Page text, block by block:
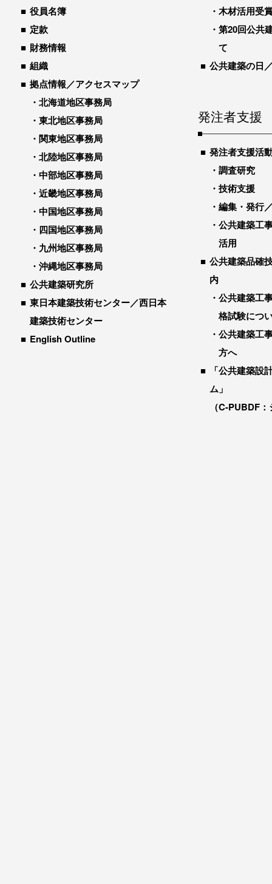
役員名簿
定款
財務情報
組織
拠点情報／アクセスマップ
北海道地区事務局
東北地区事務局
関東地区事務局
北陸地区事務局
中部地区事務局
近畿地区事務局
中国地区事務局
四国地区事務局
九州地区事務局
沖縄地区事務局
公共建築研究所
東日本建築技術センター／西日本
建築技術センター
English Outline
木材活用受
第20回公共
て
公共建築の日
発注者支援
発注者支援活
調査研究
技術支援
編集・発行
公共建築工
活用
公共建築品確
内
公共建築工
格試験につ
公共建築工
方へ
「公共建築設
ム」
（C-PUBDF